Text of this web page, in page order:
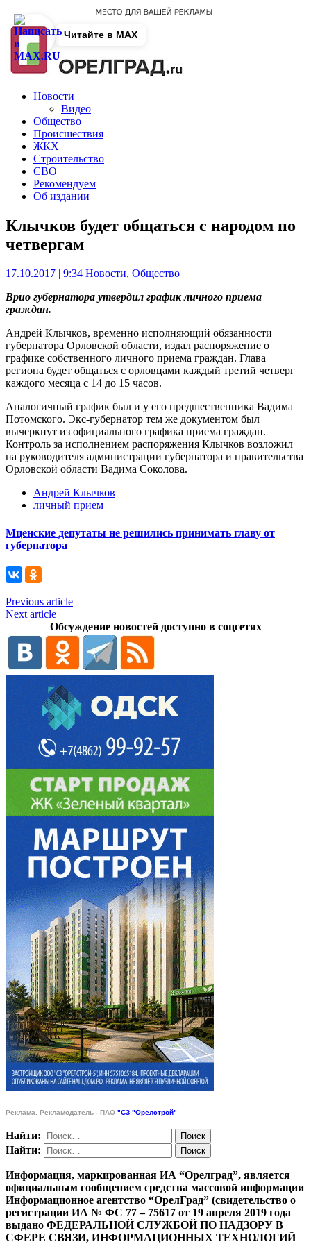
Новости
Видео
Общество
Происшествия
ЖКХ
Строительство
СВО
Рекомендуем
Об издании
Клычков будет общаться с народом по
четвергам
17.10.2017 | 9:34 Новости, Общество
Врио губернатора утвердил график личного приема
граждан.
Андрей Клычков, временно исполняющий обязанности
губернатора Орловской области, издал распоряжение о
графике собственного личного приема граждан. Глава
региона будет общаться с орловцами каждый третий четверг
каждого месяца с 14 до 15 часов.
Аналогичный график был и у его предшественника Вадима
Потомского. Экс-губернатор тем же документом был
вычеркнут из официального графика приема граждан.
Контроль за исполнением распоряжения Клычков возложил
на руководителя администрации губернатора и правительства
Орловской области Вадима Соколова.
Андрей Клычков
личный прием
Мценские депутаты не решились принимать главу от
губернатора
Previous article
Next article
Обсуждение новостей доступно в соцсетях
Реклама. Рекламодатель - ПАО "СЗ "Орелстрой"
Найти:
Найти:
Информация, маркированная ИА “Орелград”, является
официальным сообщением средства массовой информации
Информационное агентство “ОрелГрад” (свидетельство о
регистрации ИА № ФС 77 – 75617 от 19 апреля 2019 года
выдано ФЕДЕРАЛЬНОЙ СЛУЖБОЙ ПО НАДЗОРУ В
СФЕРЕ СВЯЗИ, ИНФОРМАЦИОННЫХ ТЕХНОЛОГИЙ
Читайте в MAX